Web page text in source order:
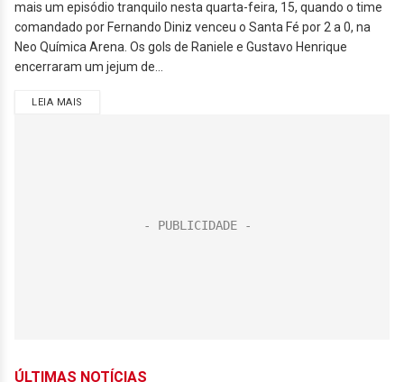
mais um episódio tranquilo nesta quarta-feira, 15, quando o time
comandado por Fernando Diniz venceu o Santa Fé por 2 a 0, na
Neo Química Arena. Os gols de Raniele e Gustavo Henrique
encerraram um jejum de...
LEIA MAIS